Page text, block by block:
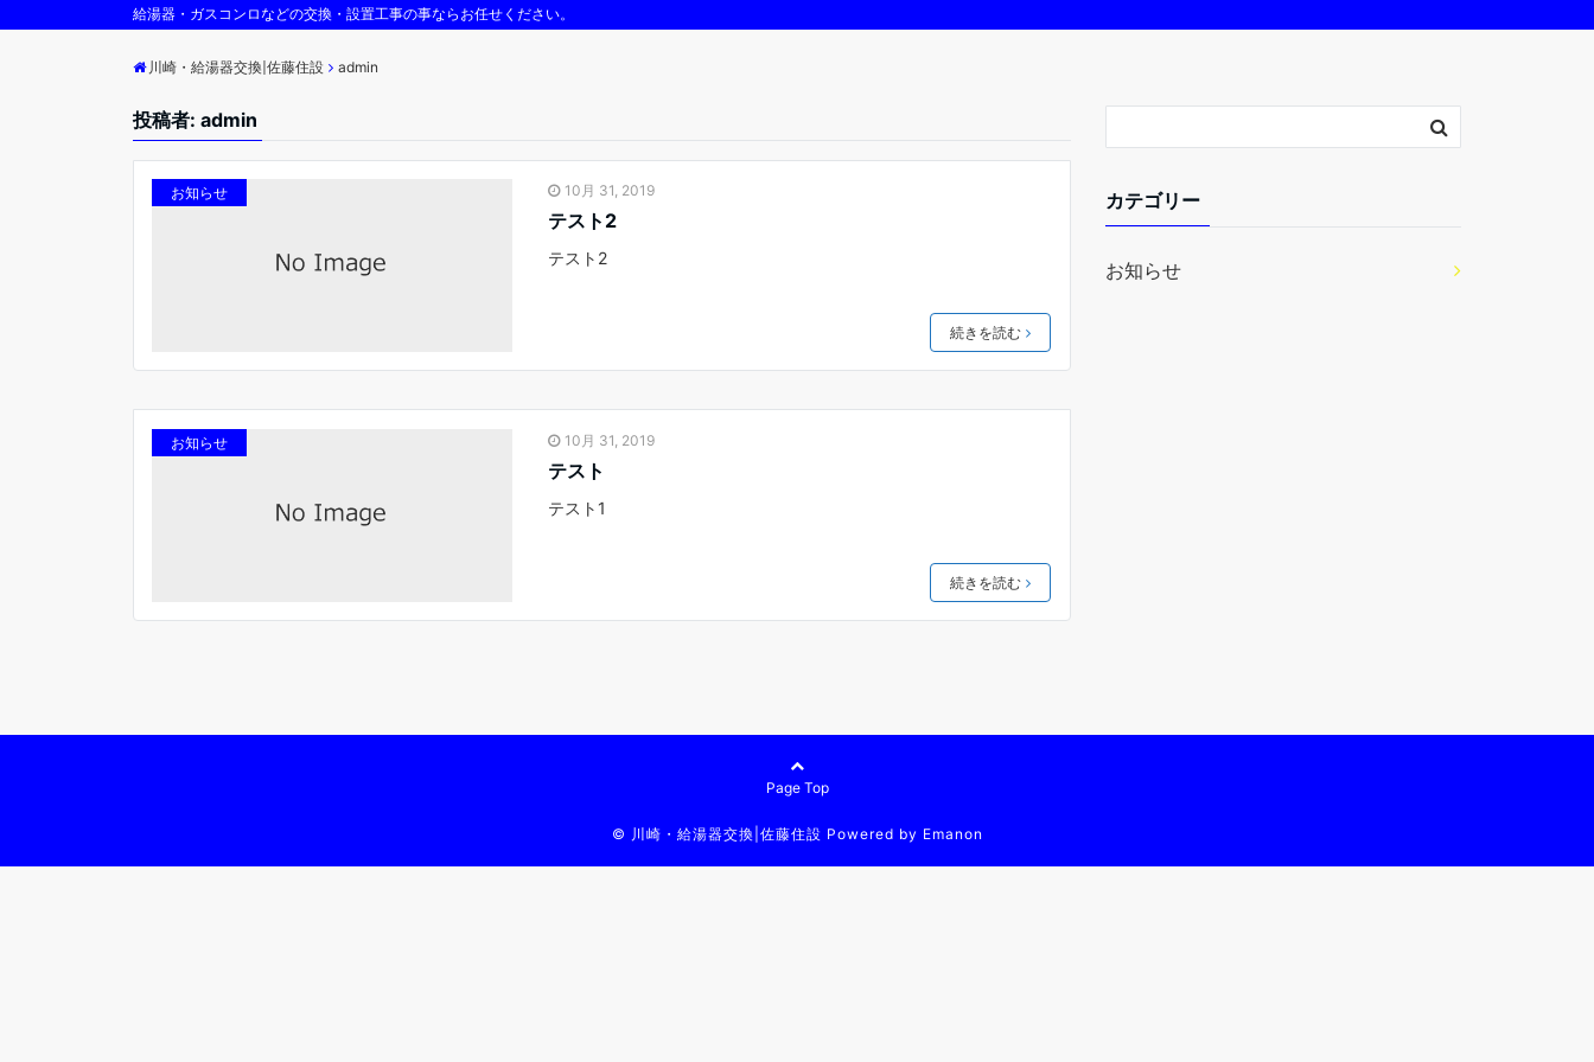
給湯器・ガスコンロなどの交換・設置工事の事ならお任せください。
川崎・給湯器交換|佐藤住設 ご用命は 090-1195-3999 までお気軽にお電話ください。
川崎・給湯器交換|佐藤住設 admin
投稿者: admin
お知らせ 10月 31, 2019
テスト2
テスト2
続きを読む
お知らせ 10月 31, 2019
テスト
テスト1
続きを読む
カテゴリー
お知らせ
Page Top
© 川崎・給湯器交換|佐藤住設 Powered by Emanon